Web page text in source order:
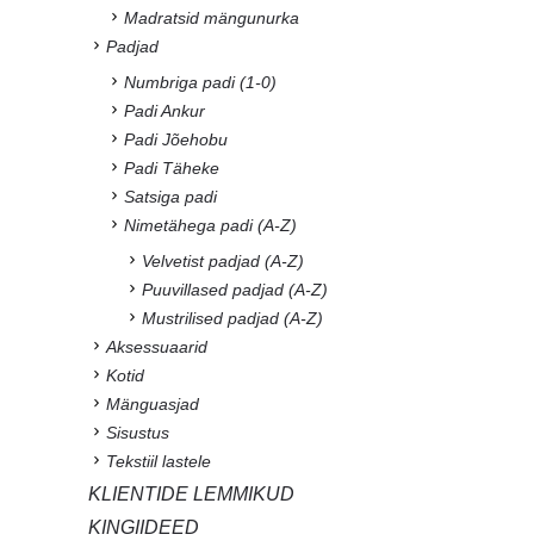
Madratsid mängunurka
Padjad
Numbriga padi (1-0)
Padi Ankur
Padi Jõehobu
Padi Täheke
Satsiga padi
Nimetähega padi (A-Z)
Velvetist padjad (A-Z)
Puuvillased padjad (A-Z)
Mustrilised padjad (A-Z)
Aksessuaarid
Kotid
Mänguasjad
Sisustus
Tekstiil lastele
KLIENTIDE LEMMIKUD
KINGIIDEED